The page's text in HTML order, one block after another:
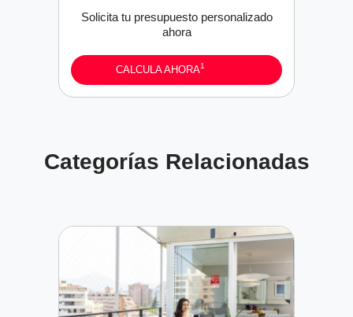
Solicita tu presupuesto personalizado
ahora
CALCULA AHORA1
Categorías Relacionadas